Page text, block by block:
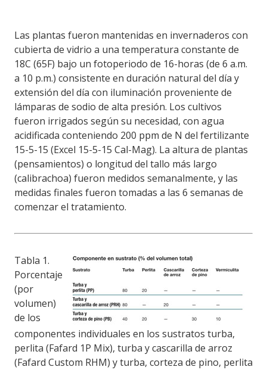
Las plantas fueron mantenidas en invernaderos con
cubierta de vidrio a una temperatura constante de
18C (65F) bajo un fotoperiodo de 16-horas (de 6 a.m.
a 10 p.m.) consistente en duración natural del día y
extensión del día con iluminación proveniente de
lámparas de sodio de alta presión. Los cultivos
fueron irrigados según su necesidad, con agua
acidificada conteniendo 200 ppm de N del fertilizante
15-5-15 (Excel 15-5-15 Cal-Mag). La altura de plantas
(pensamientos) o longitud del tallo más largo
(calibrachoa) fueron medidos semanalmente, y las
medidas finales fueron tomadas a las 6 semanas de
comenzar el tratamiento.
Tabla 1.
Porcentaje
(por
volumen)
de los
componentes individuales en los sustratos turba,
perlita (Fafard 1P Mix), turba y cascarilla de arroz
(Fafard Custom RHM) y turba, corteza de pino, perlita